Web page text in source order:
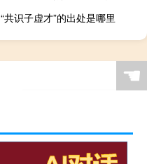
“共识子虚才”的出处是哪里
☚